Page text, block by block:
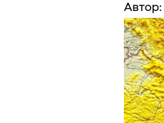
Автор: